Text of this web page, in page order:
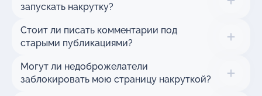
запускать накрутку?
Стоит ли писать комментарии под
старыми публикациями?
Могут ли недоброжелатели
заблокировать мою страницу накруткой?